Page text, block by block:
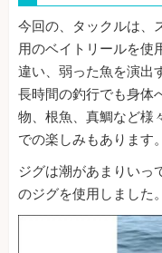
今回の、タックルは、
用のベイトリールを使
違い、弱った魚を演出
長時間の釣行でも身体
物、根魚、真鯛など様
での楽しみもあります。
ジグは潮があまりいっ
のジグを使用しました。